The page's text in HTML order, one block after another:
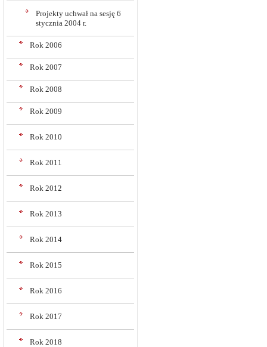
Projekty uchwał na sesję 6
stycznia 2004 r.
Rok 2006
Rok 2007
Rok 2008
Rok 2009
Rok 2010
Rok 2011
Rok 2012
Rok 2013
Rok 2014
Rok 2015
Rok 2016
Rok 2017
Rok 2018